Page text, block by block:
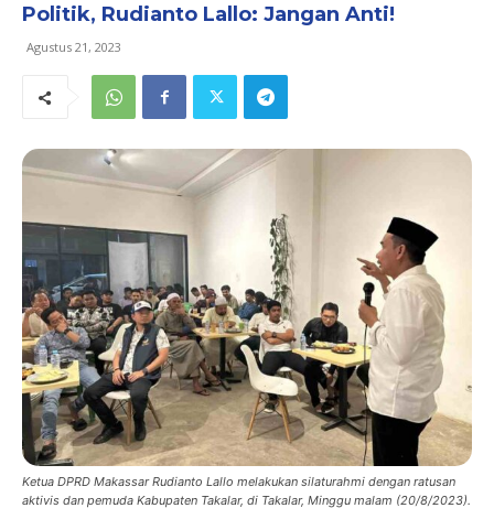
Politik, Rudianto Lallo: Jangan Anti!
Agustus 21, 2023
Ketua DPRD Makassar Rudianto Lallo melakukan silaturahmi dengan ratusan
aktivis dan pemuda Kabupaten Takalar, di Takalar, Minggu malam (20/8/2023).